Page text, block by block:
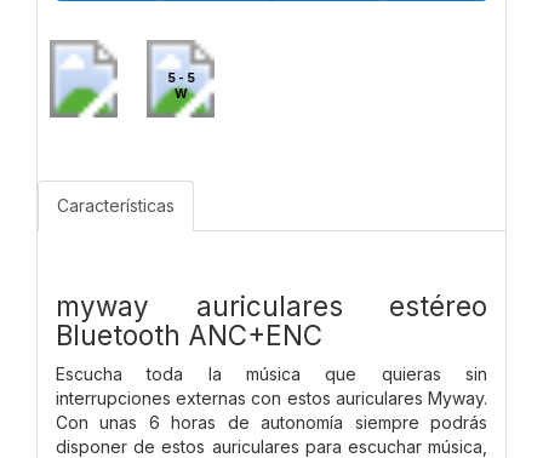
5 - 5
W
Características
myway auriculares estéreo
Bluetooth ANC+ENC
Escucha toda la música que quieras sin
interrupciones externas con estos auriculares Myway.
Con unas 6 horas de autonomía siempre podrás
disponer de estos auriculares para escuchar música,